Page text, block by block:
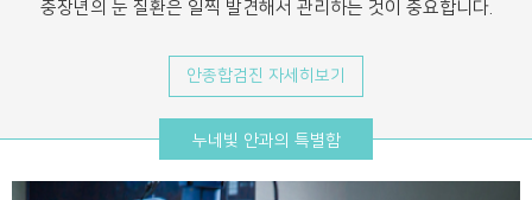
중장년의 눈 질환은 일찍 발견해서 관리하는 것이 중요합니다.
안종합검진 자세히보기
누네빛 안과의 특별함